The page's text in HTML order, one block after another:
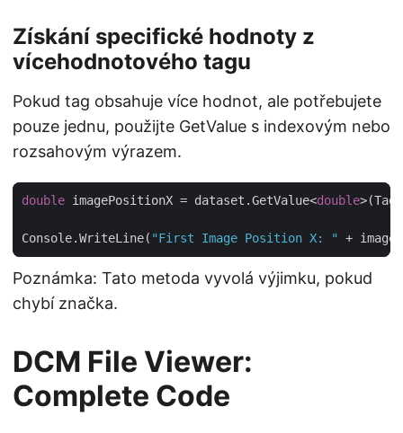
Získání specifické hodnoty z
vícehodnotového tagu
Pokud tag obsahuje více hodnot, ale potřebujete
pouze jednu, použijte GetValue s indexovým nebo
rozsahovým výrazem.
double imagePositionX = dataset.GetValue<double
Console.WriteLine( "First Image Position X: "
Poznámka: Tato metoda vyvolá výjimku, pokud
chybí značka.
DCM File Viewer:
Complete Code